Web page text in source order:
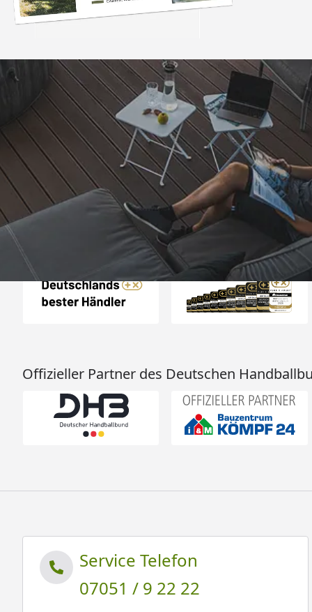
Trusted Shops
4,83/ 5
16.901 Bewertungen
„Super schnell
100%. Alles wie
“
Auszeichnungen
Offizieller Partner des Deutschen
Service Telefon
07051 / 9 22 22